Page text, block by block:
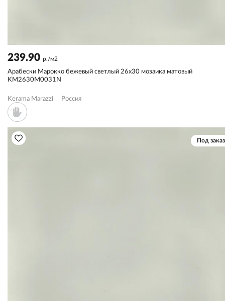
239.90 р./м2
Арабески Марокко бежевый светлый 26x30 мозаика матовый
KM2630M0031N
Kerama Marazzi Россия
Под заказ